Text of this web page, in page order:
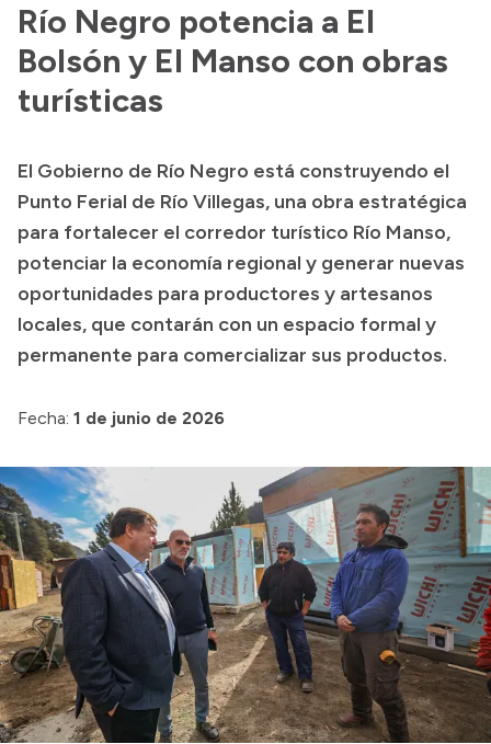
Delegaciones
Normativa
Presupuesto
Boletín Oficial
Compras y licitaciones
Consulta de expedientes
Consulta de pago a proveedores
Convocatorias
Río Negro potencia a El
Bolsón y El Manso con obras
turísticas
El Gobierno de Río Negro está construyendo el
Punto Ferial de Río Villegas, una obra estratégica
para fortalecer el corredor turístico Río Manso,
potenciar la economía regional y generar nuevas
oportunidades para productores y artesanos
locales, que contarán con un espacio formal y
permanente para comercializar sus productos.
Fecha: 1 de junio de 2026